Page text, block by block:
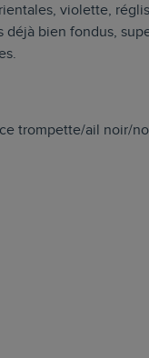
violette,
bien fondus,
trompette/ail noir/